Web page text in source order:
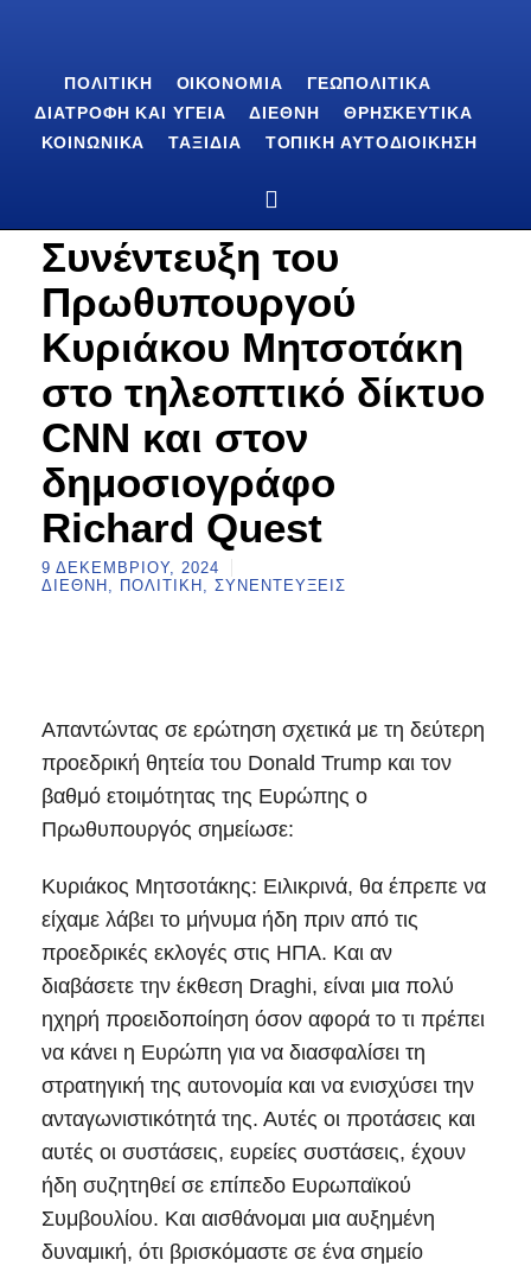
ΠΟΛΙΤΙΚΉ ΟΙΚΟΝΟΜΊΑ
ΓΕΩΠΟΛΙΤΙΚΆ
ΔΙΑΤΡΟΦΉ ΚΑΙ ΥΓΕΊΑ
ΔΙΕΘΝΉ
ΘΡΗΣΚΕΥΤΙΚΆ
ΚΟΙΝΩΝΙΚΆ
ΤΑΞΊΔΙΑ ΤΟΠΙΚΉ ΑΥΤΟΔΙΟΊΚΗΣΗ
Συνέντευξη του
Πρωθυπουργού
Κυριάκου Μητσοτάκη
στο τηλεοπτικό δίκτυο
CNN και στον
δημοσιογράφο
Richard Quest
9 ΔΕΚΕΜΒΡΊΟΥ, 2024
ΔΙΕΘΝΉ , ΠΟΛΙΤΙΚΉ , ΣΥΝΕΝΤΕΎΞΕΙΣ
Απαντώντας σε ερώτηση σχετικά με τη δεύτερη
προεδρική θητεία του Donald Trump και τον
βαθμό ετοιμότητας της Ευρώπης ο
Πρωθυπουργός σημείωσε:
Κυριάκος Μητσοτάκης: Ειλικρινά, θα έπρεπε να
είχαμε λάβει το μήνυμα ήδη πριν από τις
προεδρικές εκλογές στις ΗΠΑ. Και αν
διαβάσετε την έκθεση Draghi, είναι μια πολύ
ηχηρή προειδοποίηση όσον αφορά το τι πρέπει
να κάνει η Ευρώπη για να διασφαλίσει τη
στρατηγική της αυτονομία και να ενισχύσει την
ανταγωνιστικότητά της. Αυτές οι προτάσεις και
αυτές οι συστάσεις, ευρείες συστάσεις, έχουν
ήδη συζητηθεί σε επίπεδο Ευρωπαϊκού
Συμβουλίου. Και αισθάνομαι μια αυξημένη
δυναμική, ότι βρισκόμαστε σε ένα σημείο